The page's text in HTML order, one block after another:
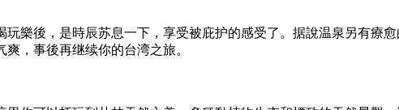
樂後，是時辰苏息一下，享受被庇护的感受了。据說温泉另有療
，事後再继续你的台湾之旅。